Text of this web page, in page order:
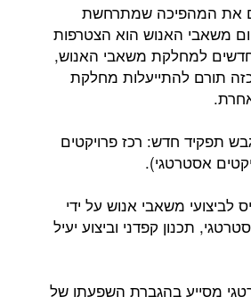
את המהפיכה שמתרחשת
משאבי האנוש הוא הצטרפות
חדשים למחלקת משאבי האנוש,
תורם להתייעלות מחלקת
תפקיד חדש: רכז פרויקטים
אסטרטגי).
משאבי אנוש על ידי
תכנון קפדני וביצוע יעיל
מסייע בהגברת השפעתו של